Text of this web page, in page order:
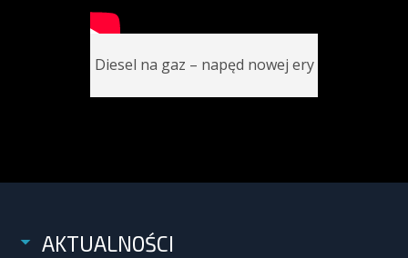
Diesel na gaz – napęd nowej ery
AKTUALNOŚCI